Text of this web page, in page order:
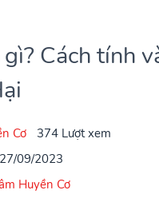
Cách tính
Cơ
374 Lượt xem
09/2023
Huyền Cơ